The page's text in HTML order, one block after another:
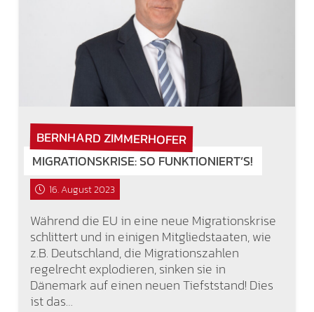
BERNHARD ZIMMERHOFER
MIGRATIONSKRISE: SO FUNKTIONIERT’S!
16. August 2023
Während die EU in eine neue Migrationskrise
schlittert und in einigen Mitgliedstaaten, wie
z.B. Deutschland, die Migrationszahlen
regelrecht explodieren, sinken sie in
Dänemark auf einen neuen Tiefststand! Dies
ist das…